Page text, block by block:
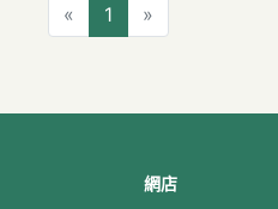
« 上一頁
1 »下一頁
網店